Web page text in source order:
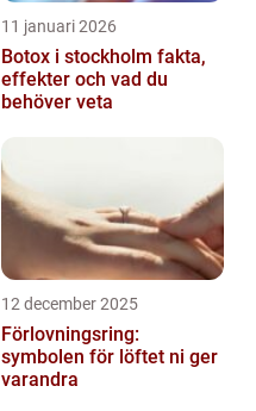
11 januari 2026
Botox i stockholm fakta,
effekter och vad du
behöver veta
12 december 2025
Förlovningsring:
symbolen för löftet ni ger
varandra